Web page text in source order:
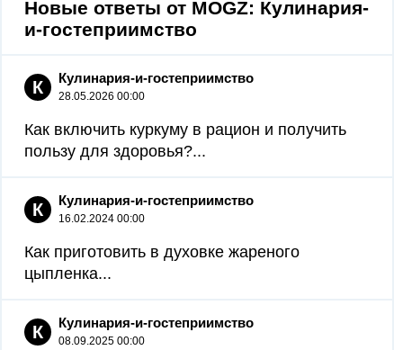
Новые ответы от MOGZ: Кулинария-
и-гостеприимство
К Кулинария-и-гостеприимство
28.05.2026 00:00
Как включить куркуму в рацион и получить
пользу для здоровья?...
К Кулинария-и-гостеприимство
16.02.2024 00:00
Как приготовить в духовке жареного
цыпленка...
К Кулинария-и-гостеприимство
08.09.2025 00:00